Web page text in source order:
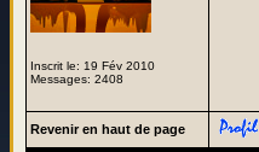
Inscrit le: 19 Fév 2010
Messages: 2408
Revenir en haut de page